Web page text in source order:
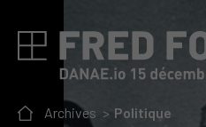
Archives Politique